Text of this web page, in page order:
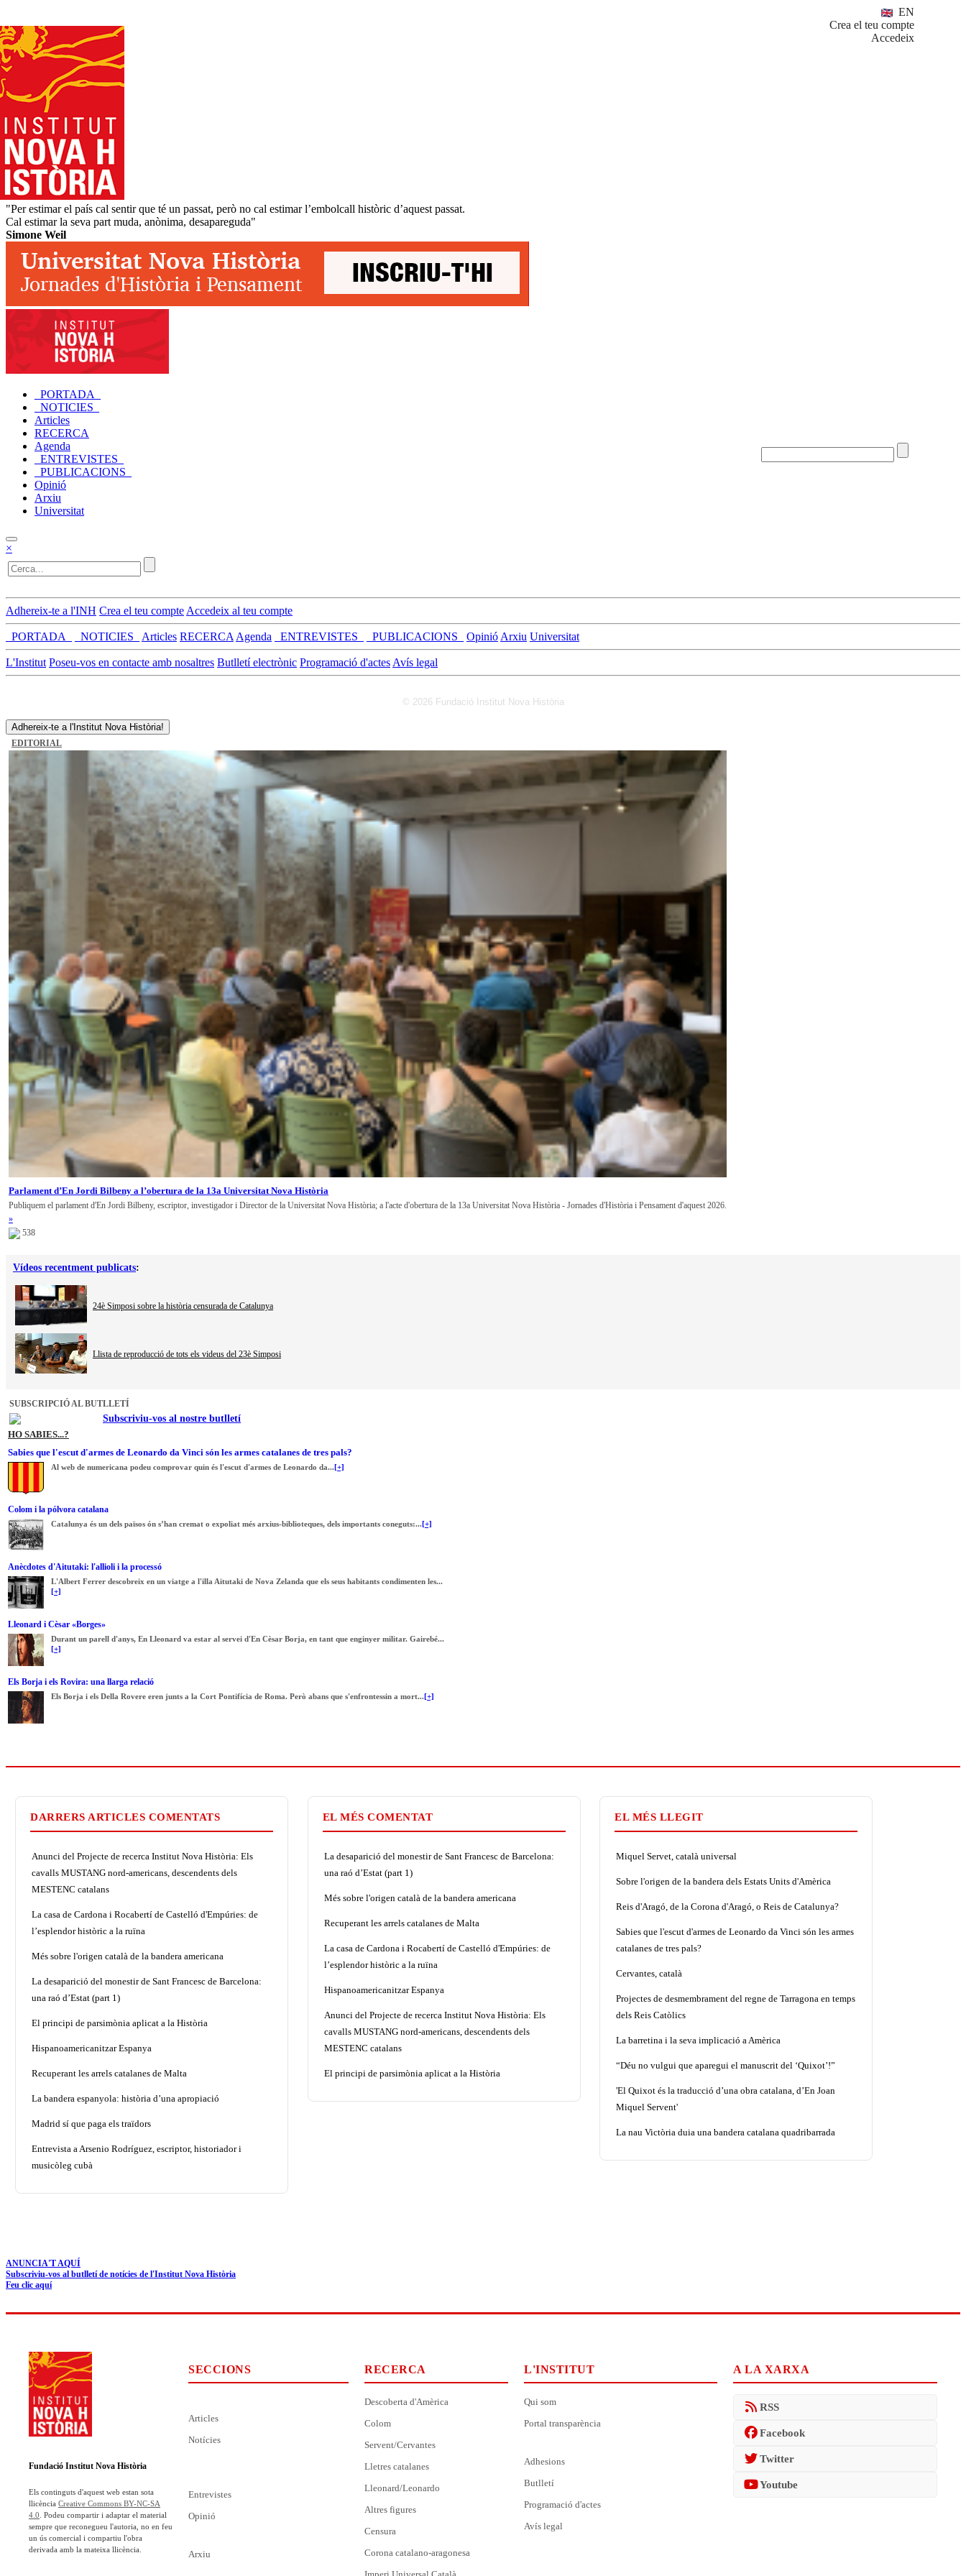
EN
Crea el teu compte
Accedeix
"Per estimar el país cal sentir que té un passat, però no cal estimar l’embolcall històric d’aquest passat.
Cal estimar la seva part muda, anònima, desapareguda"
Simone Weil
_PORTADA_
_NOTICIES_
Articles
RECERCA
Agenda
_ENTREVISTES_
_PUBLICACIONS_
Opinió
Arxiu
Universitat
×
Adhereix-te a l'INH Crea el teu compte Accedeix al teu compte
_PORTADA_ _NOTICIES_ Articles RECERCA Agenda _ENTREVISTES_ _PUBLICACIONS_ Opinió Arxiu Universitat
L'Institut Poseu-vos en contacte amb nosaltres Butlletí electrònic Programació d'actes Avís legal
© 2026 Fundació Institut Nova Història
Adhereix-te a l'Institut Nova Història!
EDITORIAL
Parlament d’En Jordi Bilbeny a l’obertura de la 13a Universitat Nova Història
Publiquem el parlament d'En Jordi Bilbeny, escriptor, investigador i Director de la Universitat Nova Història; a l'acte d'obertura de la 13a Universitat Nova Història - Jornades d'Història i Pensament d'aquest 2026.
»
538
Vídeos recentment publicats:
24è Simposi sobre la història censurada de Catalunya
Llista de reproducció de tots els videus del 23è Simposi
SUBSCRIPCIÓ AL BUTLLETÍ
Subscriviu-vos al nostre butlletí
HO SABIES...?
Sabies que l'escut d'armes de Leonardo da Vinci són les armes catalanes de tres pals?
Al web de numericana podeu comprovar quin és l'escut d'armes de Leonardo da...[+]
Colom i la pólvora catalana
Catalunya és un dels països ón s’han cremat o expoliat més arxius-biblioteques, dels importants coneguts:...[+]
Anècdotes d'Aitutaki: l'allioli i la processó
L'Albert Ferrer descobreix en un viatge a l'illa Aitutaki de Nova Zelanda que els seus habitants condimenten les...
[+]
Lleonard i Cèsar «Borges»
Durant un parell d'anys, En Lleonard va estar al servei d'En Cèsar Borja, en tant que enginyer militar. Gairebé...
[+]
Els Borja i els Rovira: una llarga relació
Els Borja i els Della Rovere eren junts a la Cort Pontifícia de Roma. Però abans que s'enfrontessin a mort...[+]
DARRERS ARTICLES COMENTATS
Anunci del Projecte de recerca Institut Nova Història: Els
cavalls MUSTANG nord-americans, descendents dels
MESTENC catalans
La casa de Cardona i Rocabertí de Castelló d'Empúries: de
l’esplendor històric a la ruïna
Més sobre l'origen català de la bandera americana
La desaparició del monestir de Sant Francesc de Barcelona:
una raó d’Estat (part 1)
El principi de parsimònia aplicat a la Història
Hispanoamericanitzar Espanya
Recuperant les arrels catalanes de Malta
La bandera espanyola: història d’una apropiació
Madrid sí que paga els traïdors
Entrevista a Arsenio Rodríguez, escriptor, historiador i
musicòleg cubà
EL MÉS COMENTAT
La desaparició del monestir de Sant Francesc de Barcelona:
una raó d’Estat (part 1)
Més sobre l'origen català de la bandera americana
Recuperant les arrels catalanes de Malta
La casa de Cardona i Rocabertí de Castelló d'Empúries: de
l’esplendor històric a la ruïna
Hispanoamericanitzar Espanya
Anunci del Projecte de recerca Institut Nova Història: Els
cavalls MUSTANG nord-americans, descendents dels
MESTENC catalans
El principi de parsimònia aplicat a la Història
EL MÉS LLEGIT
Miquel Servet, català universal
Sobre l'origen de la bandera dels Estats Units d'Amèrica
Reis d'Aragó, de la Corona d'Aragó, o Reis de Catalunya?
Sabies que l'escut d'armes de Leonardo da Vinci són les armes
catalanes de tres pals?
Cervantes, català
Projectes de desmembrament del regne de Tarragona en temps
dels Reis Catòlics
La barretina i la seva implicació a Amèrica
“Déu no vulgui que aparegui el manuscrit del ‘Quixot’!”
'El Quixot és la traducció d’una obra catalana, d’En Joan
Miquel Servent'
La nau Victòria duia una bandera catalana quadribarrada
ANUNCIA'T AQUÍ
Subscriviu-vos al butlletí de notícies de l'Institut Nova Història
Feu clic aquí
Fundació Institut Nova Història
Els continguts d'aquest web estan sota
llicència Creative Commons BY-NC-SA
4.0 . Podeu compartir i adaptar el material
sempre que reconegueu l'autoria, no en feu
un ús comercial i compartiu l'obra
derivada amb la mateixa llicència.
SECCIONS
Articles
Notícies
Entrevistes
Opinió
Arxiu
RECERCA
Descoberta d'Amèrica
Colom
Servent/Cervantes
Lletres catalanes
Lleonard/Leonardo
Altres figures
Censura
Corona catalano-aragonesa
L'INSTITUT
Qui som
Portal transparència
Adhesions
Butlletí
Programació d'actes
Avís legal
A LA XARXA
RSS
Facebook
Twitter
Youtube